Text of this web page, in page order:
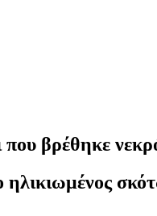
βρέθηκε
ηλικιωμένος